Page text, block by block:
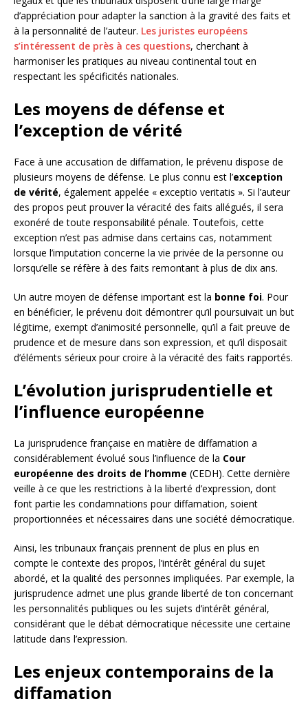
d’appréciation pour adapter la sanction à la gravité des faits et
à la personnalité de l’auteur. Les juristes européens
s’intéressent de près à ces questions, cherchant à
harmoniser les pratiques au niveau continental tout en
respectant les spécificités nationales.
Les moyens de défense et
l’exception de vérité
Face à une accusation de diffamation, le prévenu dispose de
plusieurs moyens de défense. Le plus connu est l’exception
de vérité, également appelée « exceptio veritatis ». Si l’auteur
des propos peut prouver la véracité des faits allégués, il sera
exonéré de toute responsabilité pénale. Toutefois, cette
exception n’est pas admise dans certains cas, notamment
lorsque l’imputation concerne la vie privée de la personne ou
lorsqu’elle se réfère à des faits remontant à plus de dix ans.
Un autre moyen de défense important est la bonne foi. Pour
en bénéficier, le prévenu doit démontrer qu’il poursuivait un but
légitime, exempt d’animosité personnelle, qu’il a fait preuve de
prudence et de mesure dans son expression, et qu’il disposait
d’éléments sérieux pour croire à la véracité des faits rapportés.
L’évolution jurisprudentielle et
l’influence européenne
La jurisprudence française en matière de diffamation a
considérablement évolué sous l’influence de la Cour
européenne des droits de l’homme (CEDH). Cette dernière
veille à ce que les restrictions à la liberté d’expression, dont
font partie les condamnations pour diffamation, soient
proportionnées et nécessaires dans une société démocratique.
Ainsi, les tribunaux français prennent de plus en plus en
compte le contexte des propos, l’intérêt général du sujet
abordé, et la qualité des personnes impliquées. Par exemple, la
jurisprudence admet une plus grande liberté de ton concernant
les personnalités publiques ou les sujets d’intérêt général,
considérant que le débat démocratique nécessite une certaine
latitude dans l’expression.
Les enjeux contemporains de la
diffamation